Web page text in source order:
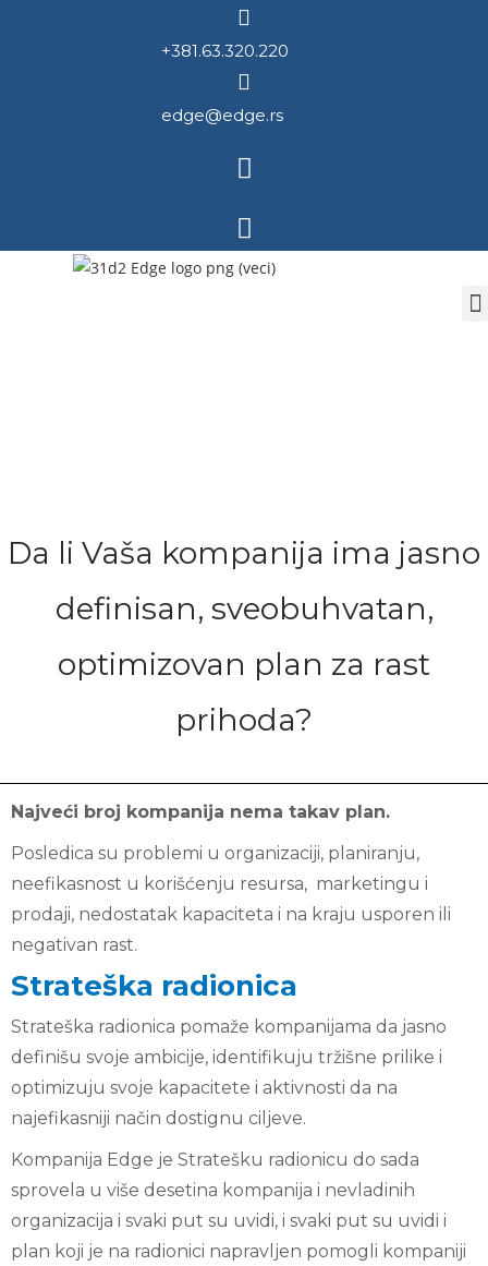
+381.63.320.220
edge@edge.rs
Da li Vaša kompanija ima jasno
definisan, sveobuhvatan,
optimizovan plan za rast
prihoda?
Najveći broj kompanija nema takav plan.
Posledica su problemi u organizaciji, planiranju,
neefikasnost u korišćenju resursa, marketingu i
prodaji, nedostatak kapaciteta i na kraju usporen ili
negativan rast.
Strateška radionica
Strateška radionica pomaže kompanijama da jasno
definišu svoje ambicije, identifikuju tržišne prilike i
optimizuju svoje kapacitete i aktivnosti da na
najefikasniji način dostignu ciljeve.
Kompanija Edge je Stratešku radionicu do sada
sprovela u više desetina kompanija i nevladinih
organizacija i svaki put su uvidi, i svaki put su uvidi i
plan koji je na radionici napravljen pomogli kompaniji